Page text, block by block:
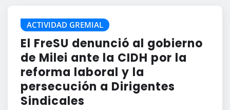
ACTIVIDAD GREMIAL
El FreSU denunció al gobierno
de Milei ante la CIDH por la
reforma laboral y la
persecución a Dirigentes
Sindicales